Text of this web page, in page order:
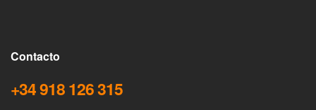
Contacto
+34 918 126 315